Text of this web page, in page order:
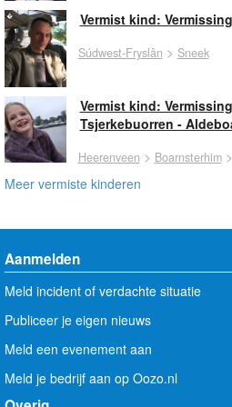
Vermist kind:
Súdwest-Fryslân > Sneek
Vermist kind:
Tsjerkebuorren -
Heerenveen > Boarnsterhim>
Meer vermiste kinderen
Aanmelden
Meld incident of verdachte situatie
Publiceer je eigen nieuws
Meld een evenement aan
Meld je bedrijf aan op Oozo.nl